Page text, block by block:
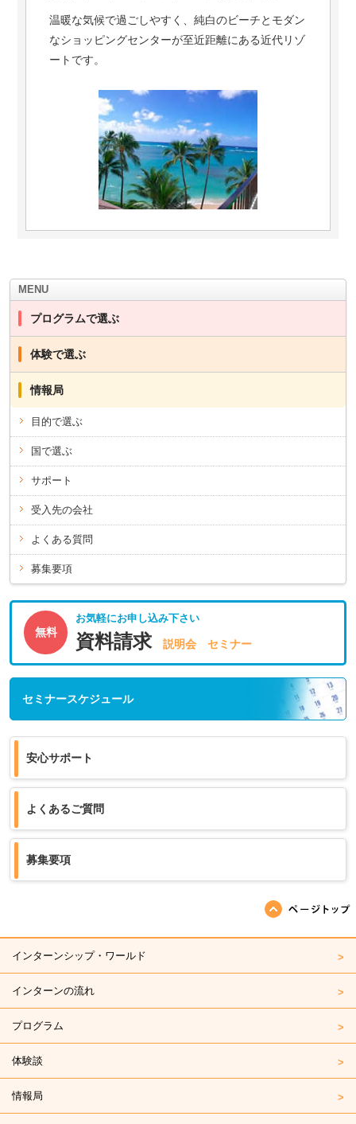
温暖な気候で過ごしやすく、純白のビーチとモダン
なショッピングセンターが至近距離にある近代リゾ
ートです。
MENU
プログラムで選ぶ
体験で選ぶ
情報局
目的で選ぶ
国で選ぶ
サポート
受入先の会社
よくある質問
募集要項
無料
お気軽にお申し込み下さい
資料請求 説明会 セミナー
セミナースケジュール
安心サポート
よくあるご質問
募集要項
インターンシップ・ワールド
インターンの流れ
プログラム
体験談
情報局